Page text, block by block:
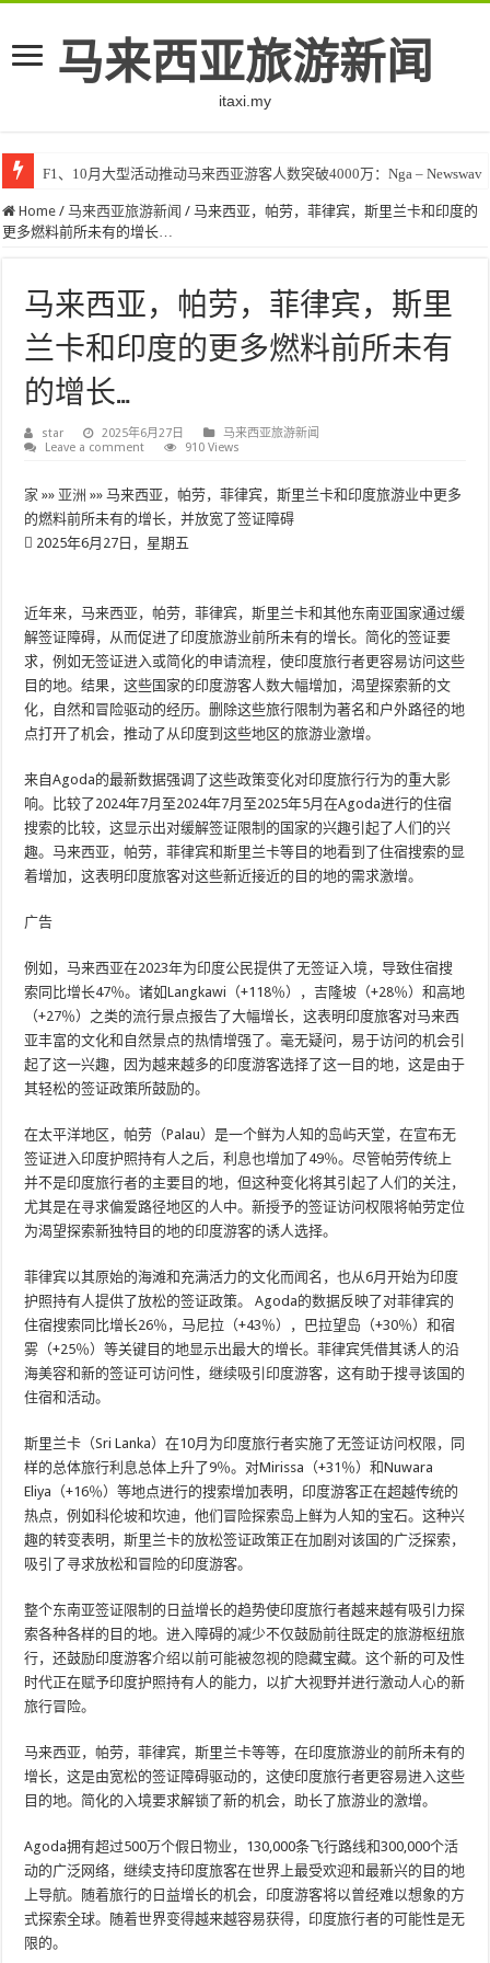
马来西亚旅游新闻
itaxi.my
F1、10月大型活动推动马来西亚游客人数突破4000万：Nga – Newswav
Home / 马来西亚旅游新闻 / 马来西亚，帕劳，菲律宾，斯里兰卡和印度的
更多燃料前所未有的增长…
马来西亚，帕劳，菲律宾，斯里
兰卡和印度的更多燃料前所未有
的增长…
star 2025年6月27日
马来西亚旅游新闻
Leave a comment
910 Views
家 »» 亚洲 »» 马来西亚，帕劳，菲律宾，斯里兰卡和印度旅游业中更多
的燃料前所未有的增长，并放宽了签证障碍
2025年6月27日，星期五
近年来，马来西亚，帕劳，菲律宾，斯里兰卡和其他东南亚国家通过缓
解签证障碍，从而促进了印度旅游业前所未有的增长。简化的签证要
求，例如无签证进入或简化的申请流程，使印度旅行者更容易访问这些
目的地。结果，这些国家的印度游客人数大幅增加，渴望探索新的文
化，自然和冒险驱动的经历。删除这些旅行限制为著名和户外路径的地
点打开了机会，推动了从印度到这些地区的旅游业激增。
来自Agoda的最新数据强调了这些政策变化对印度旅行行为的重大影
响。比较了2024年7月至2024年7月至2025年5月在Agoda进行的住宿
搜索的比较，这显示出对缓解签证限制的国家的兴趣引起了人们的兴
趣。马来西亚，帕劳，菲律宾和斯里兰卡等目的地看到了住宿搜索的显
着增加，这表明印度旅客对这些新近接近的目的地的需求激增。
广告
例如，马来西亚在2023年为印度公民提供了无签证入境，导致住宿搜
索同比增长47％。诸如Langkawi（+118％），吉隆坡（+28％）和高地
（+27％）之类的流行景点报告了大幅增长，这表明印度旅客对马来西
亚丰富的文化和自然景点的热情增强了。毫无疑问，易于访问的机会引
起了这一兴趣，因为越来越多的印度游客选择了这一目的地，这是由于
其轻松的签证政策所鼓励的。
在太平洋地区，帕劳（Palau）是一个鲜为人知的岛屿天堂，在宣布无
签证进入印度护照持有人之后，利息也增加了49％。尽管帕劳传统上
并不是印度旅行者的主要目的地，但这种变化将其引起了人们的关注，
尤其是在寻求偏爱路径地区的人中。新授予的签证访问权限将帕劳定位
为渴望探索新独特目的地的印度游客的诱人选择。
菲律宾以其原始的海滩和充满活力的文化而闻名，也从6月开始为印度
护照持有人提供了放松的签证政策。 Agoda的数据反映了对菲律宾的
住宿搜索同比增长26％，马尼拉（+43％），巴拉望岛（+30％）和宿
雾（+25％）等关键目的地显示出最大的增长。菲律宾凭借其诱人的沿
海美容和新的签证可访问性，继续吸引印度游客，这有助于搜寻该国的
住宿和活动。
斯里兰卡（Sri Lanka）在10月为印度旅行者实施了无签证访问权限，同
样的总体旅行利息总体上升了9％。对Mirissa（+31％）和Nuwara
Eliya（+16％）等地点进行的搜索增加表明，印度游客正在超越传统的
热点，例如科伦坡和坎迪，他们冒险探索岛上鲜为人知的宝石。这种兴
趣的转变表明，斯里兰卡的放松签证政策正在加剧对该国的广泛探索，
吸引了寻求放松和冒险的印度游客。
整个东南亚签证限制的日益增长的趋势使印度旅行者越来越有吸引力探
索各种各样的目的地。进入障碍的减少不仅鼓励前往既定的旅游枢纽旅
行，还鼓励印度游客介绍以前可能被忽视的隐藏宝藏。这个新的可及性
时代正在赋予印度护照持有人的能力，以扩大视野并进行激动人心的新
旅行冒险。
马来西亚，帕劳，菲律宾，斯里兰卡等等，在印度旅游业的前所未有的
增长，这是由宽松的签证障碍驱动的，这使印度旅行者更容易进入这些
目的地。简化的入境要求解锁了新的机会，助长了旅游业的激增。
Agoda拥有超过500万个假日物业，130,000条飞行路线和300,000个活
动的广泛网络，继续支持印度旅客在世界上最受欢迎和最新兴的目的地
上导航。随着旅行的日益增长的机会，印度游客将以曾经难以想象的方
式探索全球。随着世界变得越来越容易获得，印度旅行者的可能性是无
限的。